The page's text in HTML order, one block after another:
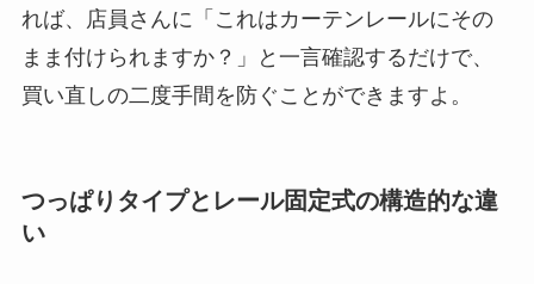
れば、店員さんに「これはカーテンレールにその
まま付けられますか？」と一言確認するだけで、
買い直しの二度手間を防ぐことができますよ。
つっぱりタイプとレール固定式の構造的な違
い